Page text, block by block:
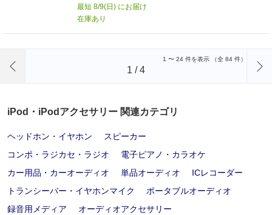
最短 8/9(日) にお届け
在庫あり
1 〜 24 件を表示 （全 84 件）
1 /4
iPod・iPodアクセサリー 関連カテゴリ
ヘッドホン・イヤホン
スピーカー
コンポ・ラジカセ・ラジオ
電子ピアノ・カラオケ
カー用品・カーオーディオ
単品オーディオ
ICレコーダー
トランシーバー・イヤホンマイク
ポータブルオーディオ
録音用メディア
オーディオアクセサリー